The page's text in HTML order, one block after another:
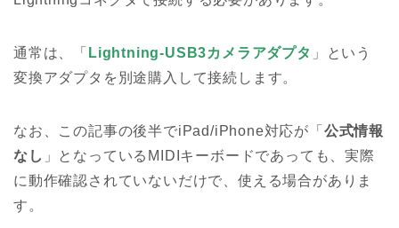
通常は、「 Lightning-USB3カメラアダプタ 」という
変換アダプタを別途購入して接続します。
なお、この記事の後半でiPad/iPhone対応が「 公式情報
なし 」となっているMIDIキーボードであっても、実際
に動作確認されていないだけで、使える場合がありま
す。